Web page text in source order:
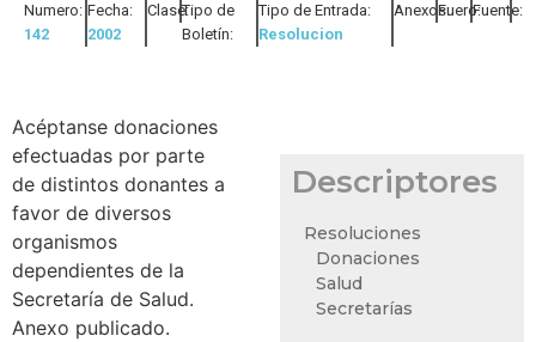
Numero:
142
Fecha:
2002
Clase:Tipo de
Boletín:
Tipo de Entrada:
Resolucion
Anexos:Fuero:Fuente:
Acéptanse donaciones
efectuadas por parte
de distintos donantes a
favor de diversos
organismos
dependientes de la
Secretaría de Salud.
Anexo publicado.
Descriptores
Resoluciones
Donaciones
Salud
Secretarías